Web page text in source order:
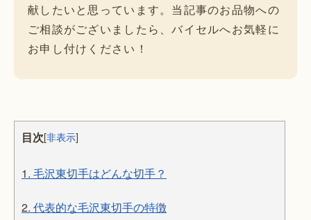
献したいと思っています。当記事のお品物への
ご相談がございましたら、バイセルへお気軽に
お申し付けください！
目次[非表示]
1. 毛沢東切手はどんな切手？
2. 代表的な毛沢東切手の特徴